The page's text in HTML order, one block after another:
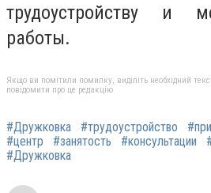
трудоустройству и
работы.
Якщо ви помітили помилку, виділіть необхідний
повідомити про це редакцію
#Дружковка #трудоустройство
#центр
#занятость #консультации
#Дружковка